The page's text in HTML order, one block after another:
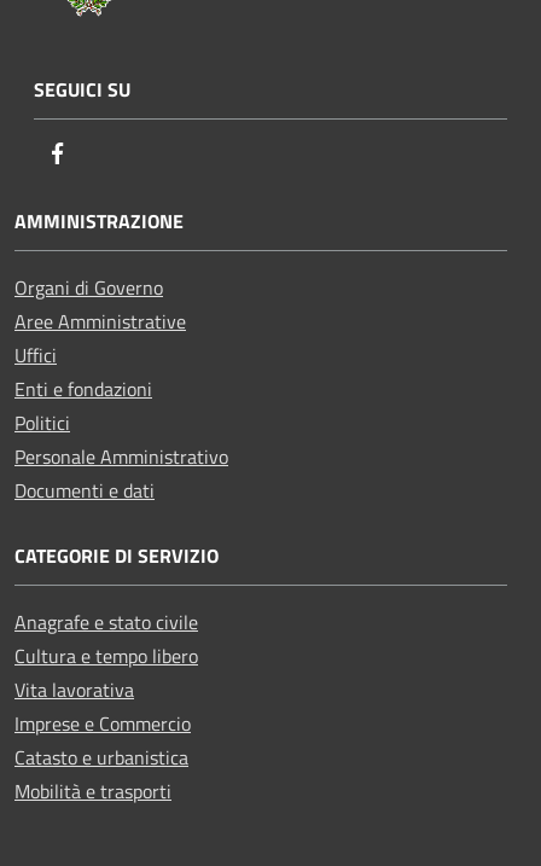
SEGUICI SU
AMMINISTRAZIONE
Organi di Governo
Aree Amministrative
Uffici
Enti e fondazioni
Politici
Personale Amministrativo
Documenti e dati
CATEGORIE DI SERVIZIO
Anagrafe e stato civile
Cultura e tempo libero
Vita lavorativa
Imprese e Commercio
Catasto e urbanistica
Mobilità e trasporti